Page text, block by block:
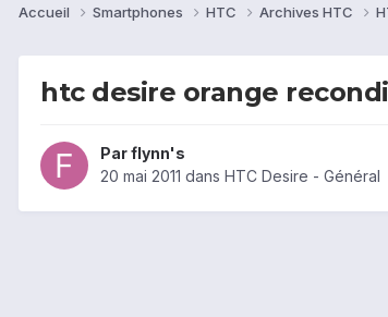
Accueil Smartphones HTC Archives HTC
htc desire orange
Parflynn's
20 mai 2011 dans HTC Desire - Général